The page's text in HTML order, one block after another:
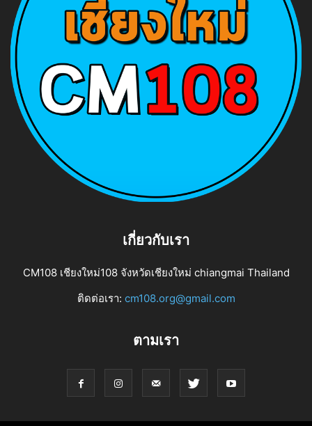
เกี่ยวกับเรา
CM108 เชียงใหม่108 จังหวัดเชียงใหม่ chiangmai Thailand
ติดต่อเรา: cm108.org@gmail.com
ตามเรา